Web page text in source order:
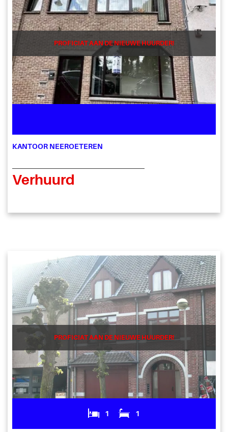
PROFICIAT AAN DE NIEUWE HUURDER!
KANTOOR NEEROETEREN
Verhuurd
PROFICIAT AAN DE NIEUWE HUURDER!
1 1